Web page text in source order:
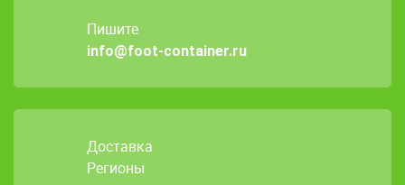
Пишите
info@foot-container.ru
Доставка
Регионы